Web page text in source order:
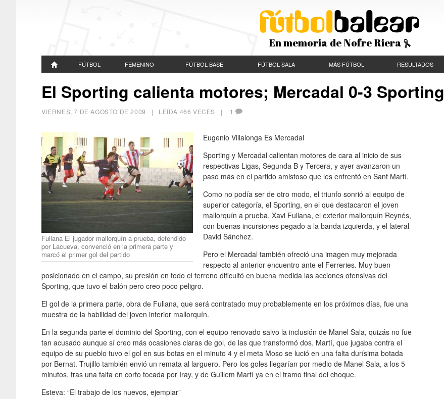
En memoria de Nofre Riera
FÚTBOL FEMENINO FÚTBOL BASE FÚTBOL SALA MÁS FÚTBOL RESULTADOS
El Sporting calienta motores; Mercadal 0-3 Sporting
VIERNES, 7 DE AGOSTO DE 2009 | LEÍDA 466 VECES | 1
Fullana El jugador mallorquín a prueba, defendido
por Lacueva, convenció en la primera parte y
marcó el primer gol del partido
Eugenio Villalonga Es Mercadal
Sporting y Mercadal calientan motores de cara al inicio de sus
respectivas Ligas, Segunda B y Tercera, y ayer avanzaron un
paso más en el partido amistoso que les enfrentó en Sant Martí.
Como no podía ser de otro modo, el triunfo sonrió al equipo de
superior categoría, el Sporting, en el que destacaron el joven
mallorquín a prueba, Xavi Fullana, el exterior mallorquín Reynés,
con buenas incursiones pegado a la banda izquierda, y el lateral
David Sánchez.
Pero el Mercadal también ofreció una imagen muy mejorada
respecto al anterior encuentro ante el Ferreries. Muy buen
posicionado en el campo, su presión en todo el terreno dificultó en buena medida las acciones ofensivas del
Sporting, que tuvo el balón pero creo poco peligro.
El gol de la primera parte, obra de Fullana, que será contratado muy probablemente en los próximos días, fue una
muestra de la habilidad del joven interior mallorquín.
En la segunda parte el dominio del Sporting, con el equipo renovado salvo la inclusión de Manel Sala, quizás no fue
tan acusado aunque sí creo más ocasiones claras de gol, de las que transformó dos. Martí, que jugaba contra el
equipo de su pueblo tuvo el gol en sus botas en el minuto 4 y el meta Moso se lució en una falta durísima botada
por Bernat. Trujillo también envió un remata al larguero. Pero los goles llegarían por medio de Manel Sala, a los 5
minutos, tras una falta en corto tocada por Iray, y de Guillem Martí ya en el tramo final del choque.
Esteva: “El trabajo de los nuevos, ejemplar”